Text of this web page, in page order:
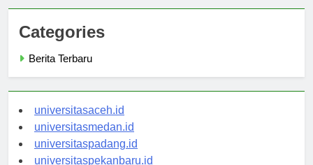
Categories
universitasaceh.id
universitasmedan.id
universitaspadang.id